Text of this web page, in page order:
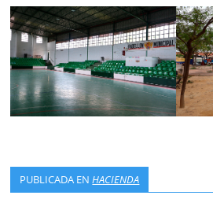
PUBLICADA ENHACIENDA